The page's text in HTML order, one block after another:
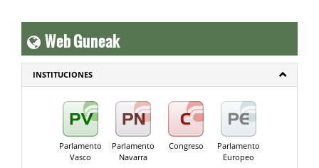
Web Guneak
INSTITUCIONES
Parlamento
Vasco
Parlamento
Navarra
Congreso
Parlamento
Europeo